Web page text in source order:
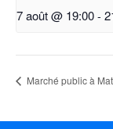
7 août @ 19:00-
Marché public à